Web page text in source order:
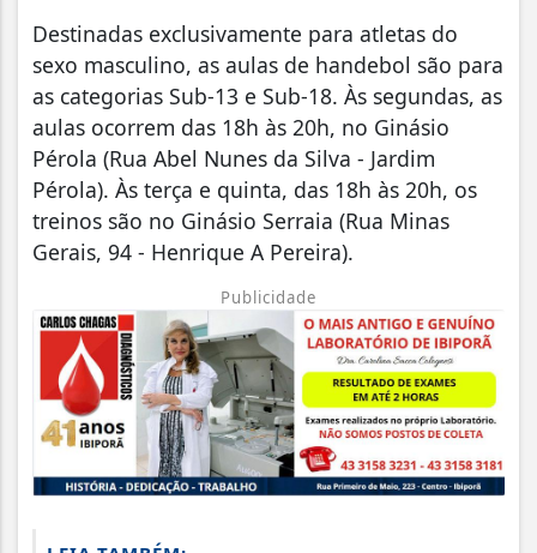
Destinadas exclusivamente para atletas do
sexo masculino, as aulas de handebol são para
as categorias Sub-13 e Sub-18. Às segundas, as
aulas ocorrem das 18h às 20h, no Ginásio
Pérola (Rua Abel Nunes da Silva - Jardim
Pérola). Às terça e quinta, das 18h às 20h, os
treinos são no Ginásio Serraia (Rua Minas
Gerais, 94 - Henrique A Pereira).
Publicidade